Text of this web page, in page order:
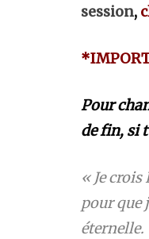
session,
Pour
de fin, si
« Je
pour que
éternelle.